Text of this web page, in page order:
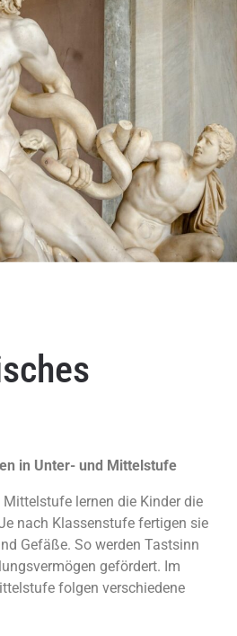
in Unter- und Mittelstufe
lernen die Kinder die
nach Klassenstufe fertigen sie
Gefäße. So werden Tastsinn
gefördert. Im
folgen verschiedene